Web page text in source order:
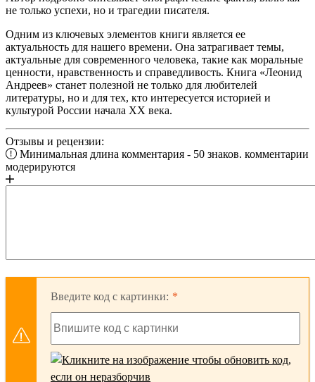
не только успехи, но и трагедии писателя.
Одним из ключевых элементов книги является ее
актуальность для нашего времени. Она затрагивает темы,
актуальные для современного человека, такие как моральные
ценности, нравственность и справедливость. Книга «Леонид
Андреев» станет полезной не только для любителей
литературы, но и для тех, кто интересуется историей и
культурой России начала XX века.
Отзывы и рецензии:
Минимальная длина комментария - 50 знаков. комментарии
модерируются
Введите код с картинки: